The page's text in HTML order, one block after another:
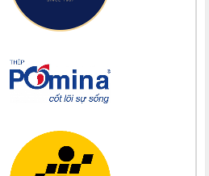
Trương Thị Thanh Xuân 15/08
Đỗ Vy Hạ 15/08
Nguyễn Thị Trung Thu 15/08
Nguyễn Ngọc Anh 15/08